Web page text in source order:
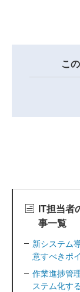
こ
IT担当者
事一覧
新システム
意すべきポ
作業進捗管
ステム化す